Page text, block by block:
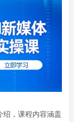
绍，课程内容涵盖